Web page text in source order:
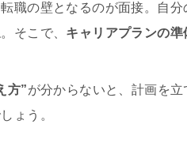
職の壁となるのが面接。自
そこで、 キャリアプランの準
方”が分からないと、計画を
ょう。